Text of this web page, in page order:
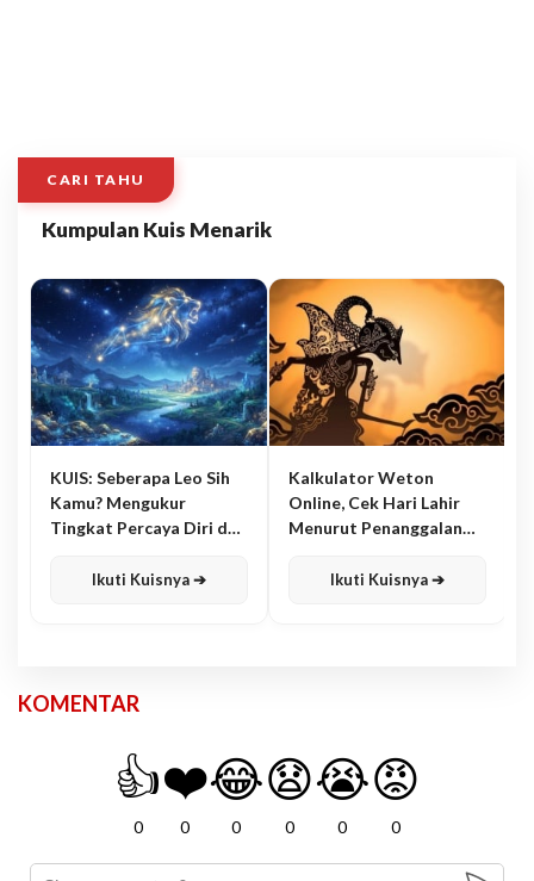
CARI TAHU
Kumpulan Kuis Menarik
KUIS: Seberapa Leo Sih
Kamu? Mengukur
Tingkat Percaya Diri dan
Ikuti Kuisnya ➔
Kalkulator Weton
Online, Cek Hari Lahir
Menurut Penanggalan
Ikuti Kuisnya ➔
KOMENTAR
👍
0
❤️
0
😂
0
😧
0
😭
0
😡
0